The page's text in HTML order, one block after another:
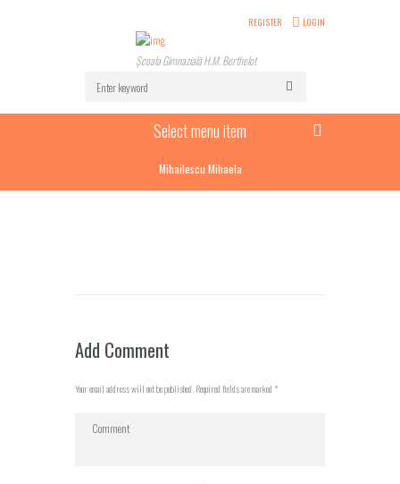
REGISTER LOGIN
Școala Gimnazială H.M. Berthelot
Select menu item
Mihailescu Mihaela
Add Comment
Your email address will not be published. Required fields are marked *